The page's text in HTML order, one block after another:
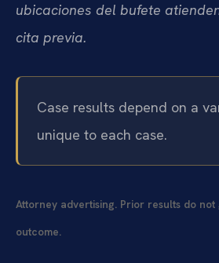
ubicaciones del bufete
cita previa.
Case results depend on a
unique to each case.
Attorney advertising. Prior results do
outcome.